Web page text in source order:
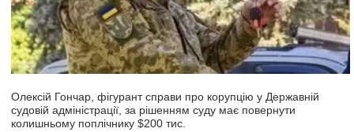
Олексій Гончар, фігурант справи про корупцію у Державній
судовій адміністрації, за рішенням суду має повернути
колишньому поплічнику $200 тис.